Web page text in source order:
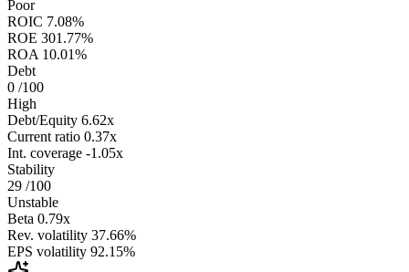
Poor
ROIC 7.08%
ROE 301.77%
ROA 10.01%
Debt
0 /100
High
Debt/Equity 6.62x
Current ratio 0.37x
Int. coverage -1.05x
Stability
29 /100
Unstable
Beta 0.79x
Rev. volatility 37.66%
EPS volatility 92.15%